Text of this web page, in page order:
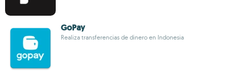
GoPay
Realiza transferencias de dinero en Indonesia